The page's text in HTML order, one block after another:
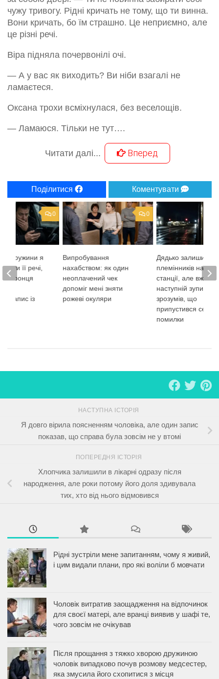
чужу тривогу. Рідні кричать не тому, що ти винна.
Вони кричать, бо їм страшно. Це неприємно, але
це різні речі.
Віра підняла почервонілі очі.
— А у вас як виходить? Ви ніби взагалі не
ламаєтеся.
Оксана трохи всміхнулася, без веселощів.
— Ламаюся. Тільки не тут….
Читати далі... Вперед
Поділитися Коментувати
0
Випробування
нахабством: як один
неоплачений чек
допоміг мені зняти
рожеві окуляри
Дядько залишив
племінників на
станції, але вже на
наступній зупинці
зрозумів, що
припустився
помилки
0
дружини я
її речі,
охоронця
запис із
НАСТУПНА ІСТОРІЯ
Я довго вірила поясненням чоловіка, але один запис
показав, що справа була зовсім не у втомі
ПОПЕРЕДНЯ ІСТОРІЯ
Хлопчика залишили в лікарні одразу після
народження, але роки потому його доля здивувала
тих, хто від нього відмовився
Рідні зустріли мене запитанням, чому я живий,
і цим видали плани, про які воліли б мовчати
Чоловік витратив заощадження на відпочинок
для своєї матері, але вранці виявив у шафі те,
чого зовсім не очікував
Після прощання з тяжко хворою дружиною
чоловік випадково почув розмову медсестер,
яка змусила його схопитися з місця